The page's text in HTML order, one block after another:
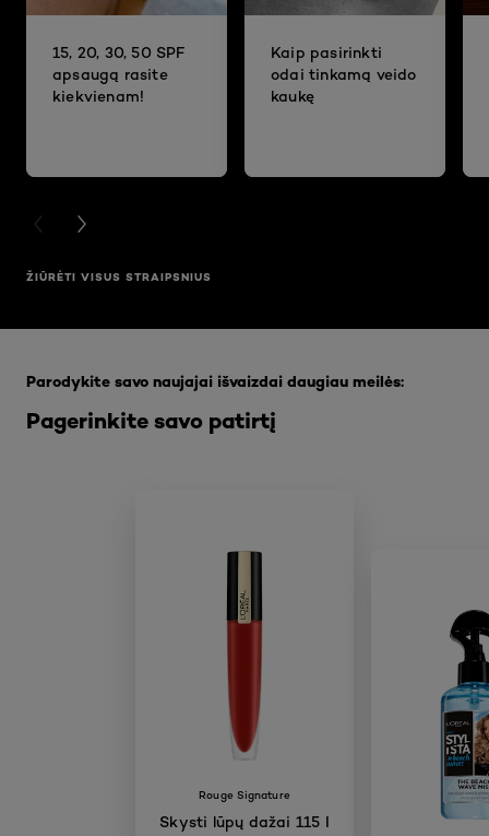
15, 20, 30, 50 SPF
apsaugą rasite
kiekvienam!
Kaip pasirinkti
odai tinkamą veido
kaukę
PREVIOUS CARD
NEXT CARD
ŽIŪRĖTI VISUS STRAIPSNIUS
Pagerinkite savo patirtį
Parodykite savo naujajai išvaizdai daugiau meilės:
Rouge Signature
Skysti lūpų dažai 115 I